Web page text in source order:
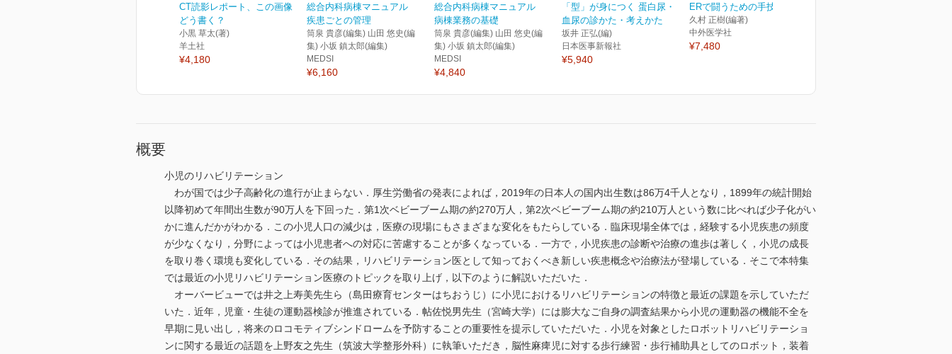
CT読影レポート、この画像
どう書く？
小黒 草太(著)
羊土社
¥4,180
総合内科病棟マニュアル
疾患ごとの管理
筒泉 貴彦(編集) 山田 悠史(編
集) 小坂 鎮太郎(編集)
MEDSI
¥6,160
総合内科病棟マニュアル
病棟業務の基礎
筒泉 貴彦(編集) 山田 悠史(編
集) 小坂 鎮太郎(編集)
MEDSI
¥4,840
「型」が身につく 蛋白尿・
血尿の診かた・考えかた
坂井 正弘(編)
日本医事新報社
¥5,940
ERで闘うための手技
久村 正樹(編著)
中外医学社
¥7,480
概要
小児のリハビリテーション
わが国では少子高齢化の進行が止まらない．厚生労働省の発表によれば，2019年の日本人の国内出生数は86万4千人となり，1899年の統計開始
以降初めて年間出生数が90万人を下回った．第1次ベビーブーム期の約270万人，第2次ベビーブーム期の約210万人という数に比べれば少子化がい
かに進んだかがわかる．この小児人口の減少は，医療の現場にもさまざまな変化をもたらしている．臨床現場全体では，経験する小児疾患の頻度
が少なくなり，分野によっては小児患者への対応に苦慮することが多くなっている．一方で，小児疾患の診断や治療の進歩は著しく，小児の成長
を取り巻く環境も変化している．その結果，リハビリテーション医として知っておくべき新しい疾患概念や治療法が登場している．そこで本特集
では最近の小児リハビリテーション医療のトピックを取り上げ，以下のように解説いただいた．
オーバービューでは井之上寿美先生ら（島田療育センターはちおうじ）に小児におけるリハビリテーションの特徴と最近の課題を示していただ
いた．近年，児童・生徒の運動器検診が推進されている．帖佐悦男先生（宮崎大学）には膨大なご自身の調査結果から小児の運動器の機能不全を
早期に見い出し，将来のロコモティブシンドロームを予防することの重要性を提示していただいた．小児を対象としたロボットリハビリテーショ
ンに関する最近の話題を上野友之先生（筑波大学整形外科）に執筆いただき，脳性麻痺児に対する歩行練習・歩行補助具としてのロボット，装着